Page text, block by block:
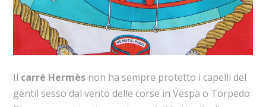
Il carré Hermèsnon ha sempre protetto i capelli del
gentil sesso dal vento delle corse in Vespa o Torpedo